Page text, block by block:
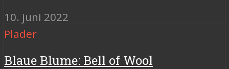
10. juni 2022
Plader
Blaue Blume: Bell of Wool